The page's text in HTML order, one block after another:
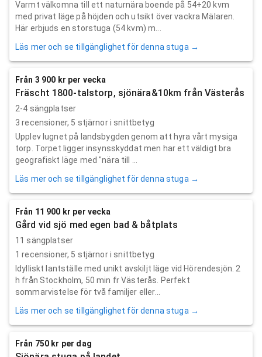
Varmt välkomna till ett naturnära boende på 54+20 kvm
med privat läge på höjden och utsikt över vackra Mälaren.
Här erbjuds en storstuga (54 kvm) m...
Läs mer och se tillgänglighet för denna stuga →
Från 3 900 kr per vecka
Fräscht 1800-talstorp, sjönära&10km från Västerås
2-4 sängplatser
3 recensioner, 5 stjärnor i snittbetyg
Upplev lugnet på landsbygden genom att hyra vårt mysiga
torp. Torpet ligger insynsskyddat men har ett väldigt bra
geografiskt läge med "nära till ...
Läs mer och se tillgänglighet för denna stuga →
Från 11 900 kr per vecka
Gård vid sjö med egen bad & båtplats
11 sängplatser
1 recensioner, 5 stjärnor i snittbetyg
Idylliskt lantställe med unikt avskiljt läge vid Hörendesjön. 2
h från Stockholm, 50 min fr Västerås. Perfekt
sommarvistelse för två familjer eller...
Läs mer och se tillgänglighet för denna stuga →
Från 750 kr per dag